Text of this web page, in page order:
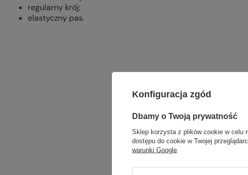
regularny krój;
elastyczny pas.
Konfiguracja zgód
Dbamy o Twoją prywatność
Sklep korzysta z plików cookie w celu
dostępu do cookie w Twojej
warunki Google